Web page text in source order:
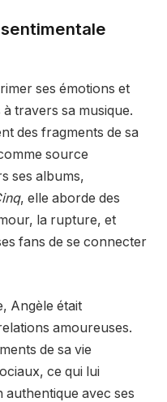
ses émotions et
travers sa musique.
des fragments de sa
source
ses albums,
, elle aborde des
la rupture, et
fans de se connecter
Angèle était
amoureuses.
de sa vie
ce qui lui
authentique avec ses